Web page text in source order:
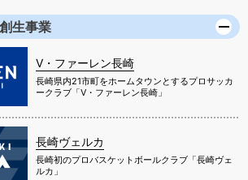
生事業
V・ファーレン長崎
長崎県内21市町をホームタウンとするプロサッカ
ークラブ「V・ファーレン長崎」
長崎ヴェルカ
長崎初のプロバスケットボールクラブ「長崎ヴェ
ルカ」